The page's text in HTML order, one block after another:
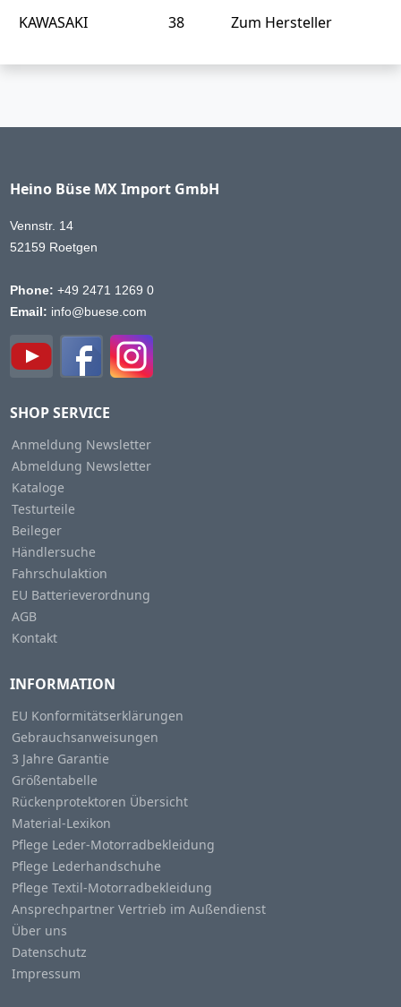
KAWASAKI
38 Zum Hersteller
Heino Büse MX Import GmbH
Vennstr. 14
52159 Roetgen
Phone: +49 2471 1269 0
Email: info@buese.com
SHOP SERVICE
Anmeldung Newsletter
Abmeldung Newsletter
Kataloge
Testurteile
Beileger
Händlersuche
Fahrschulaktion
EU Batterieverordnung
AGB
Kontakt
INFORMATION
EU Konformitätserklärungen
Gebrauchsanweisungen
3 Jahre Garantie
Größentabelle
Rückenprotektoren Übersicht
Material-Lexikon
Pflege Leder-Motorradbekleidung
Pflege Lederhandschuhe
Pflege Textil-Motorradbekleidung
Ansprechpartner Vertrieb im Außendienst
Über uns
Datenschutz
Impressum